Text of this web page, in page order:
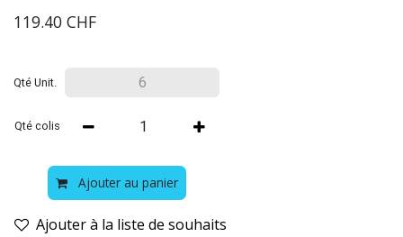
119.40 CHF
Qté Unit.
Qté colis
Ajouter au panier
Ajouter à la liste de souhaits